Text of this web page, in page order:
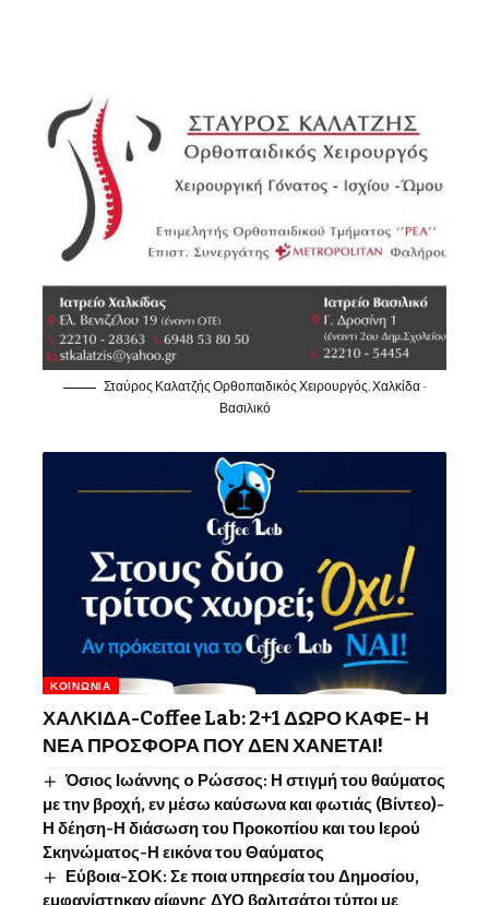
Σταύρος Καλατζής Ορθοπαιδικός Χειρουργός, Χαλκίδα -
Βασιλικό
ΚΟΙΝΩΝΊΑ
ΧΑΛΚΙΔΑ-Coffee Lab: 2+1 ΔΩΡΟ ΚΑΦΕ- Η
ΝΕΑ ΠΡΟΣΦΟΡΑ ΠΟΥ ΔΕΝ ΧΑΝΕΤΑΙ!
Όσιος Ιωάννης o Ρώσσος: Η στιγμή του θαύματος
με την βροχή, εν μέσω καύσωνα και φωτιάς (Βίντεο)-
Η δέηση-Η διάσωση του Προκοπίου και του Ιερού
Σκηνώματος-Η εικόνα του Θαύματος
Εύβοια-ΣΟΚ: Σε ποια υπηρεσία του Δημοσίου,
εμφανίστηκαν αίφνης ΔΥΟ βαλιτσάτοι τύποι με